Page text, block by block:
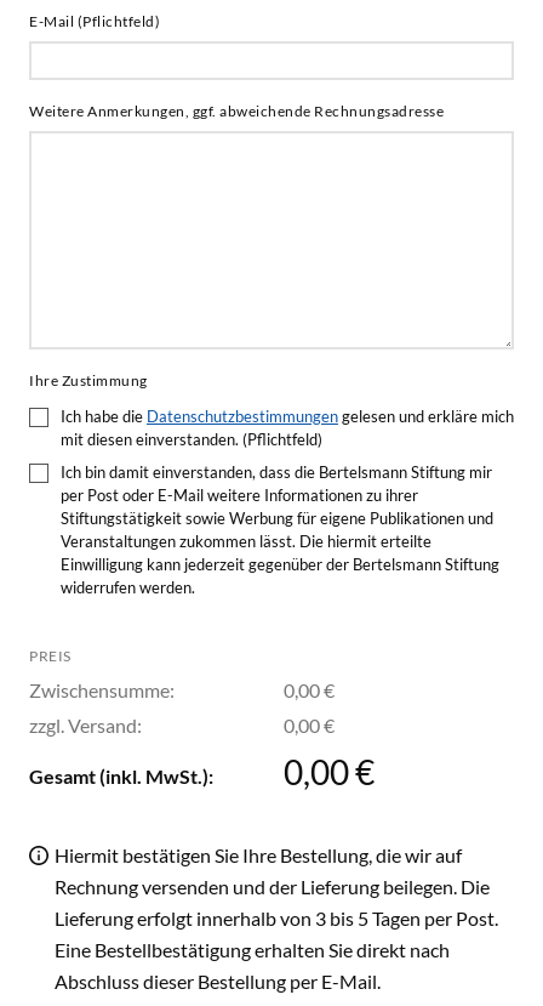
E-Mail (Pflichtfeld)
Weitere Anmerkungen, ggf. abweichende Rechnungsadresse
Ihre Zustimmung
Ich habe die Datenschutzbestimmungengelesen und erkläre mich
mit diesen einverstanden. (Pflichtfeld)
Ich bin damit einverstanden, dass die Bertelsmann Stiftung mir
per Post oder E-Mail weitere Informationen zu ihrer
Stiftungstätigkeit sowie Werbung für eigene Publikationen und
Veranstaltungen zukommen lässt. Die hiermit erteilte
Einwilligung kann jederzeit gegenüber der Bertelsmann Stiftung
widerrufen werden.
PREIS
Zwischensumme:
0,00 €
zzgl. Versand:
0,00 €
Gesamt (inkl. MwSt.): 0,00 €
Hiermit bestätigen Sie Ihre Bestellung, die wir auf
Rechnung versenden und der Lieferung beilegen. Die
Lieferung erfolgt innerhalb von 3 bis 5 Tagen per Post.
Eine Bestellbestätigung erhalten Sie direkt nach
Abschluss dieser Bestellung per E-Mail.